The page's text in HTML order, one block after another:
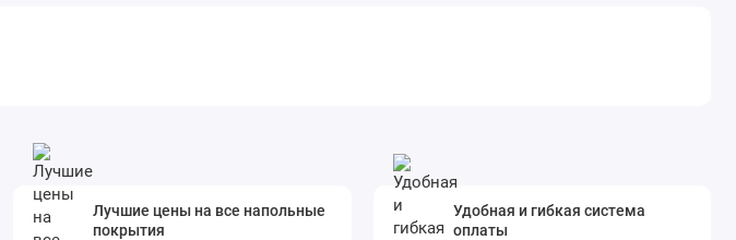
Лучшие цены на все напольные
покрытия
Удобная и гибкая система
оплаты